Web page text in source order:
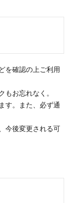
を確認の上ご利用
もお忘れなく。
す。また、必ず通
今後変更される可